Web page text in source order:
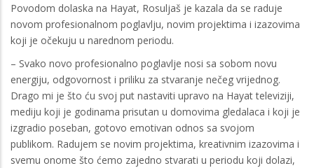
Povodom dolaska na Hayat, Rosuljaš je kazala da se raduje
novom profesionalnom poglavlju, novim projektima i izazovima
koji je očekuju u narednom periodu.
– Svako novo profesionalno poglavlje nosi sa sobom novu
energiju, odgovornost i priliku za stvaranje nečeg vrijednog.
Drago mi je što ću svoj put nastaviti upravo na Hayat televiziji,
mediju koji je godinama prisutan u domovima gledalaca i koji je
izgradio poseban, gotovo emotivan odnos sa svojom
publikom. Radujem se novim projektima, kreativnim izazovima i
svemu onome što ćemo zajedno stvarati u periodu koji dolazi,